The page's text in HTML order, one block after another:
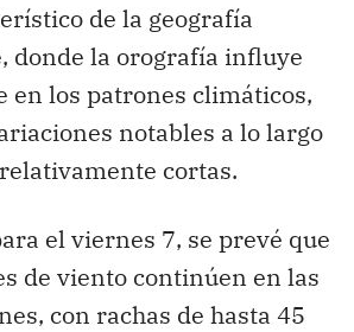
de la geografía
donde la orografía influye
en los patrones climáticos,
notables a lo largo
cortas.
el viernes 7, se prevé que
de viento continúen en las
con rachas de hasta 45